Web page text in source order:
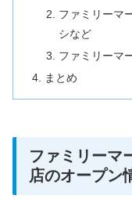
ファミリーマ
シなど
ファミリーマ
まとめ
ファミリーマ
店のオープン